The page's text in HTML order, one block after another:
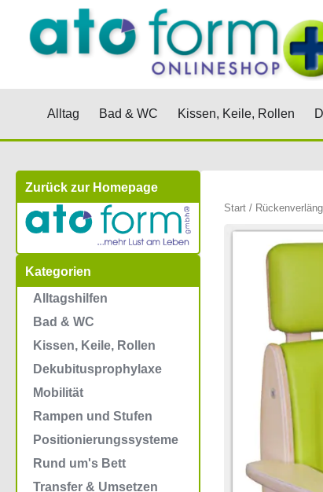
springen
Alltag Öffne Alltag
Bad & WC Öffne Bad & WC
Kissen, Keile, Rollen
Zurück zur Homepage
Kategorien
Alltagshilfen
Bad & WC
Kissen, Keile, Rollen
Dekubitusprophylaxe
Mobilität
Rampen und Stufen
Positionierungssysteme
Rund um's Bett
Transfer & Umsetzen
Start/